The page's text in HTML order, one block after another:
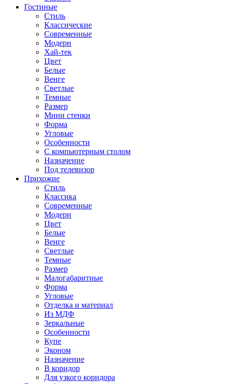
Гостиные
Стиль
Классические
Современные
Модерн
Хай-тек
Цвет
Белые
Венге
Светлые
Темные
Размер
Мини стенки
Форма
Угловые
Особенности
С компьютерным столом
Назначение
Под телевизор
Прихожие
Стиль
Классика
Современные
Модерн
Цвет
Белые
Венге
Светлые
Темные
Размер
Малогабаритные
Форма
Угловые
Отделка и материал
Из МДФ
Зеркальные
Особенности
Купе
Эконом
Назначение
В коридор
Для узкого коридора